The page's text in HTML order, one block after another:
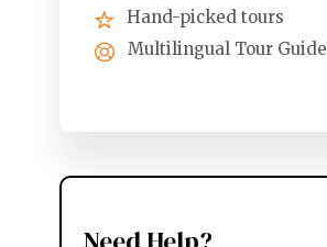
Hand-picked tours
Multilingual Tour Guide